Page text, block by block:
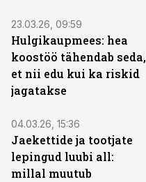
23.03.26, 09:59
Hulgikaupmees: hea
koostöö tähendab seda,
et nii edu kui ka riskid
jagatakse
04.03.26, 15:36
Jaekettide ja tootjate
lepingud luubi all:
millal muutub